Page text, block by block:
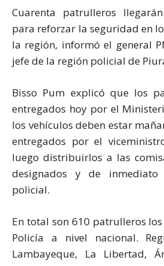
Cuarenta patrulleros
para reforzar la seguridad en
la región, informó el general
jefe de la región policial de
Bisso Pum explicó que los
entregados hoy por el
los vehículos deben estar
entregados por el
luego distribuirlos a las
designados y de
policial.
En total son 610 patrulleros
Policía a nivel nacional.
Lambayeque, La Libertad,